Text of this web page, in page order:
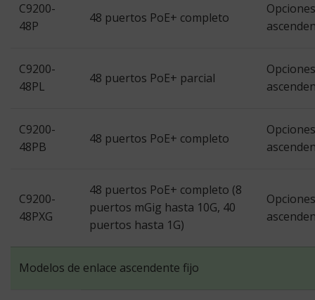
C9200-
48P
48 puertos PoE+ completo
C9200-
48PL
48 puertos PoE+ parcial
C9200-
48PB
48 puertos PoE+ completo
C9200-
48PXG
48 puertos PoE+ completo (8
puertos mGig hasta 10G, 40
puertos hasta 1G)
Modelos de enlace ascendente fijo